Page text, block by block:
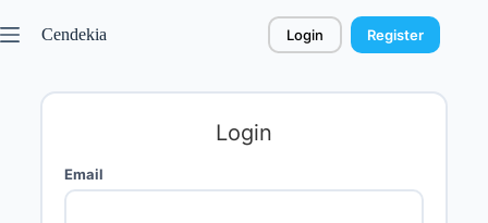
Cendekia Login Register
Login
Email